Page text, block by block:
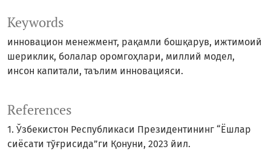
Keywords
инновацион менежмент, рақамли бошқарув, ижтимоий
шериклик, болалар оромгоҳлари, миллий модел,
инсон капитали, таълим инновацияси.
References
1. Ўзбекистон Республикаси Президентининг “Ёшлар
сиёсати тўғрисида”ги Қонуни, 2023 йил.